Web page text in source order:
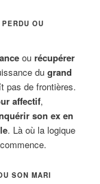
OU
ourécupérer
dugrand
pas de frontières.
affectif,
son ex en
. Là où la logique
commence.
SON MARI